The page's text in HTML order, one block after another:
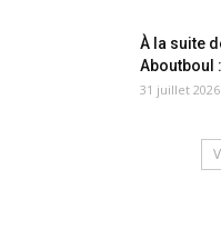
À la suite
Aboutboul
31 juillet 2026